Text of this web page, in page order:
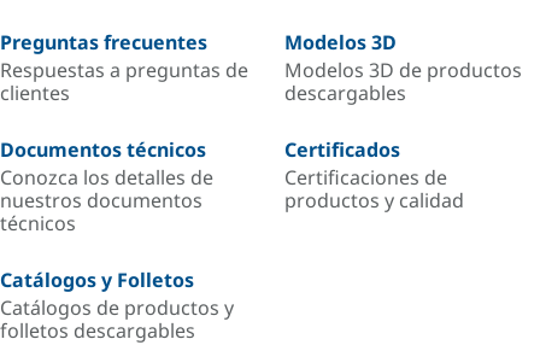
Preguntas frecuentes
Respuestas a preguntas de
clientes
Modelos 3D
Modelos 3D de productos
descargables
Documentos técnicos
Conozca los detalles de
nuestros documentos
técnicos
Certificados
Certificaciones de
productos y calidad
Catálogos y Folletos
Catálogos de productos y
folletos descargables